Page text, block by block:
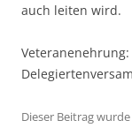
auch leiten wird.
Veteranenehrung:
Dieser Beitrag